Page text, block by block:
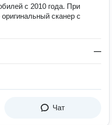
с 2010 года. При
сканер с
—
Чат